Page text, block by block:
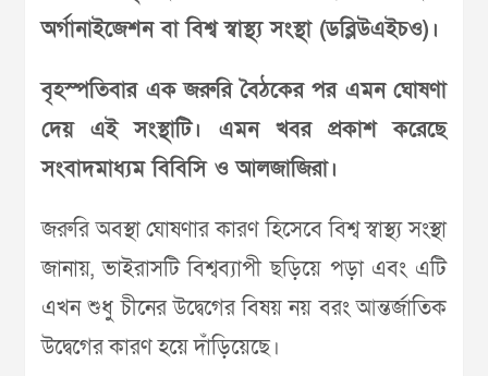
অর্গানাইজেশন বা বিশ্ব স্বাস্থ্য সংস্থা (ডব্লিউএইচও)।
বৃহস্পতিবার এক জরুরি বৈঠকের পর এমন ঘোষণা
দেয় এই সংস্থাটি। এমন খবর প্রকাশ করেছে
সংবাদমাধ্যম বিবিসি ও আলজাজিরা।
জরুরি অবস্থা ঘোষণার কারণ হিসেবে বিশ্ব স্বাস্থ্য সংস্থা
জানায়, ভাইরাসটি বিশ্বব্যাপী ছড়িয়ে পড়া এবং এটি
এখন শুধু চীনের উদ্বেগের বিষয় নয় বরং আন্তর্জাতিক
উদ্বেগের কারণ হয়ে দাঁড়িয়েছে।